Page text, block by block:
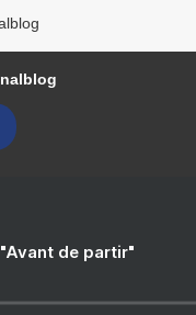
de partir"